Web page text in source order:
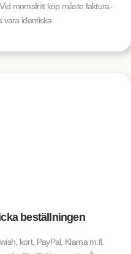
momsfritt köp måste faktura-
identiska.
beställningen
kort, PayPal, Klarna m.fl.